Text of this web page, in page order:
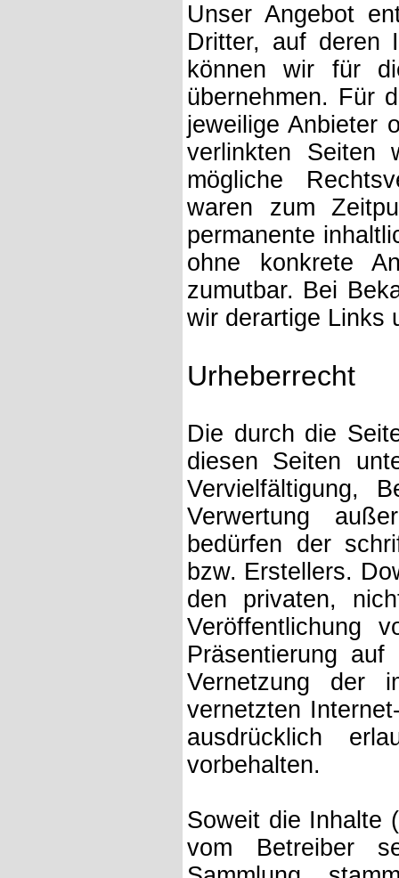
Unser Angebot
Dritter, auf deren
können wir für
übernehmen. Für
jeweilige Anbieter
verlinkten Seiten
mögliche
waren zum
permanente
ohne konkrete
zumutbar. Bei
wir derartige Links
Urheberrecht
Die durch die
diesen Seiten
Vervielfältigung,
Verwertung
bedürfen der
bzw. Erstellers.
den privaten,
Veröffentlichung
Präsentierung
Vernetzung der
vernetzten
ausdrücklich
vorbehalten.
Soweit die Inhalte
vom Betreiber